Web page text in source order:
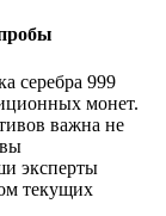
серебра 999
монет.
важна не
эксперты
текущих